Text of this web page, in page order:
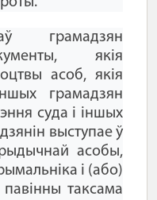
грамадзян
якія
асоб, якія
грамадзян
суда і іншых
выступае ў
асобы,
і (або)
павінны таксама